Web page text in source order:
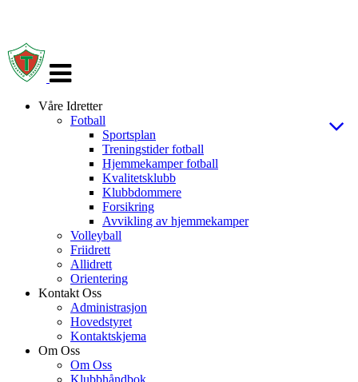
navigasjon
Våre Idretter
Fotball
Sportsplan
Treningstider fotball
Hjemmekamper fotball
Kvalitetsklubb
Klubbdommere
Forsikring
Avvikling av hjemmekamper
Volleyball
Friidrett
Allidrett
Orientering
Kontakt Oss
Administrasjon
Hovedstyret
Kontaktskjema
Om Oss
Om Oss
Klubbhåndbok